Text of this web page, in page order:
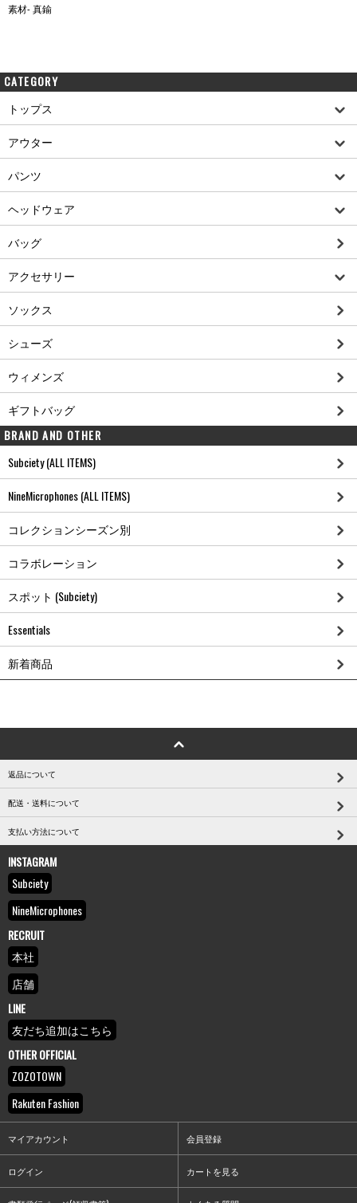
素材- 真鍮
CATEGORY
トップス
アウター
パンツ
ヘッドウェア
バッグ
アクセサリー
ソックス
シューズ
ウィメンズ
ギフトバッグ
BRAND AND OTHER
Subciety (ALL ITEMS)
NineMicrophones (ALL ITEMS)
コレクションシーズン別
コラボレーション
スポット (Subciety)
Essentials
新着商品
返品について
配送・送料について
支払い方法について
INSTAGRAM
Subciety
NineMicrophones
RECRUIT
本社
店舗
LINE
友だち追加はこちら
OTHER OFFICIAL
ZOZOTOWN
Rakuten Fashion
マイアカウント 会員登録
ログイン カートを見る